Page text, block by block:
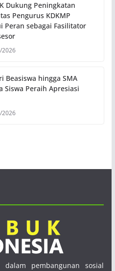
Dukung Peningkatan
Pengurus KDKMP
Peran sebagai Fasilitator
2026
Beasiswa hingga SMA
Siswa Peraih Apresiasi
2026
dalam pembangunan sosial